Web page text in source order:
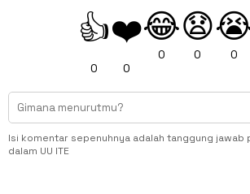
👍
0
❤️
0
😂
0
😧
0 0
Isi komentar sepenuhnya adalah tanggung jawab
dalam UU ITE